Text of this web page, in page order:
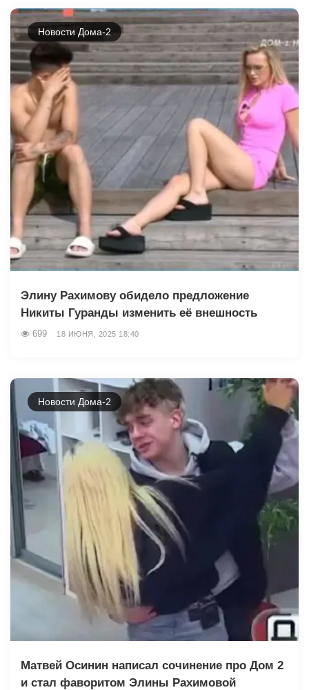
Новости Дома-2
Элину Рахимову обидело предложение
Никиты Гуранды изменить её внешность
699 18 ИЮНЯ, 2025 18:40
Новости Дома-2
Матвей Осинин написал сочинение про Дом 2
и стал фаворитом Элины Рахимовой